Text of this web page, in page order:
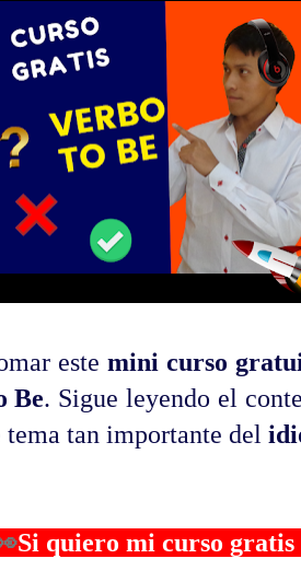
este mini curso
Be. Sigue leyendo el
tema tan importante del
Si quiero mi curso gratis